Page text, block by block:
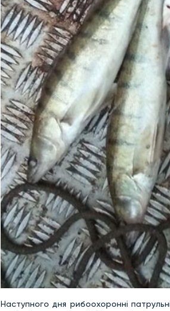
Наступного дня рибоохоронні